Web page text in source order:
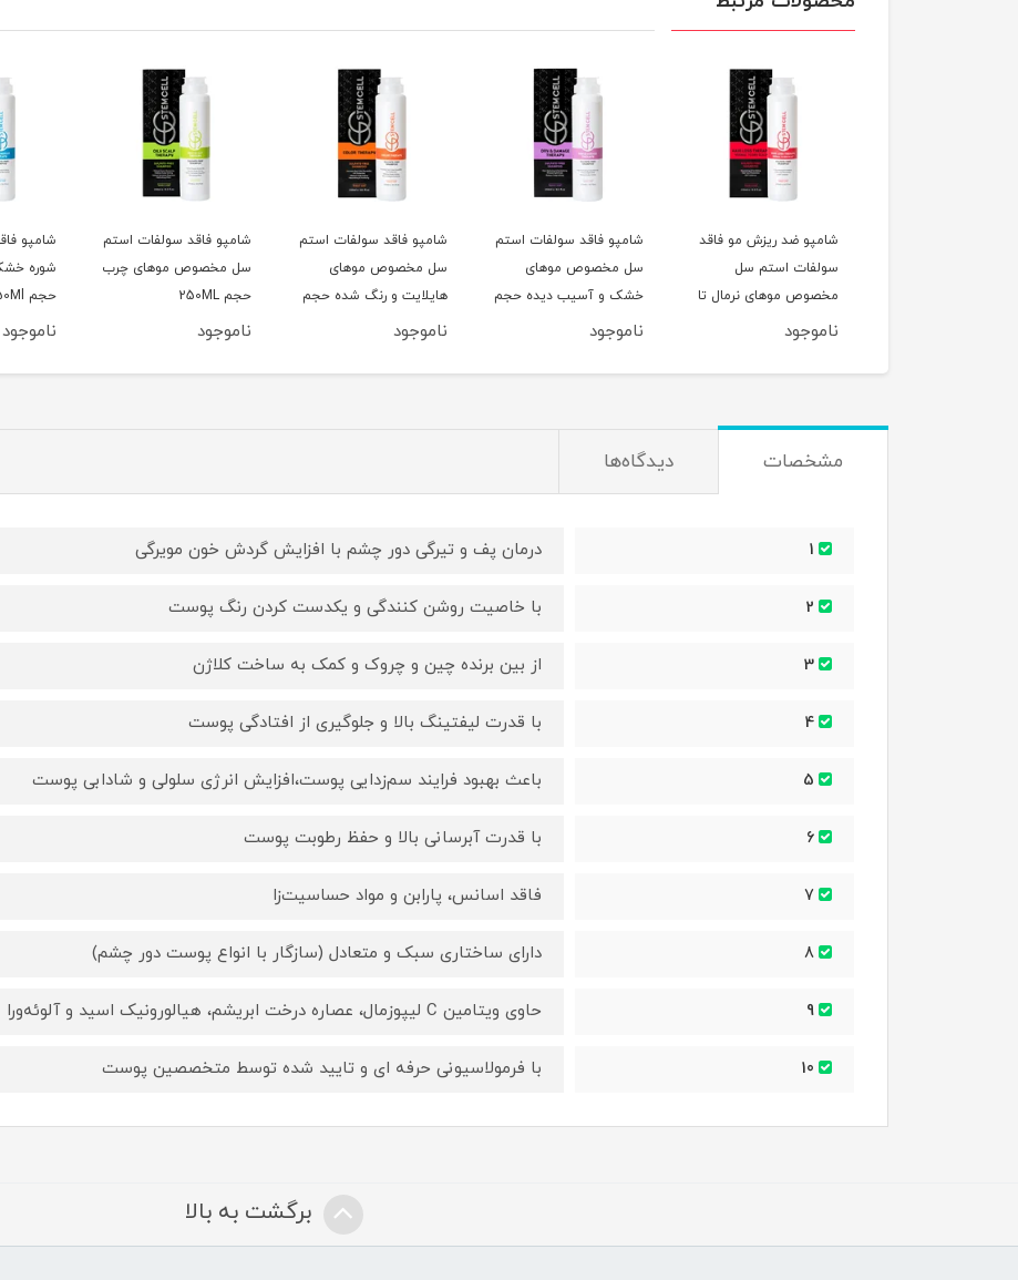
شامپو ضد ریزش مو فاقد
سولفات استم سل
مخصوص موهای نرمال تا
خشک حجم 250ML
ناموجود
شامپو فاقد سولفات استم
سل مخصوص موهای
خشک و آسیب دیده حجم
250ML
ناموجود
شامپو فاقد سولفات استم
سل مخصوص موهای
هایلایت و رنگ شده حجم
250ML
ناموجود
شامپو فاقد سولفات استم
سل مخصوص موهای چرب
حجم 250ML
ناموجود
شامپو
شوره
حجم 250Ml
ناموجود
مشخصات دیدگاه‌ها
درمان پف و تیرگی دور چشم با افزایش گردش خون مویرگی
با خاصیت روشن کنندگی و یکدست کردن رنگ پوست
از بین برنده چین و چروک و کمک به ساخت کلاژن
با قدرت لیفتینگ بالا و جلوگیری از افتادگی پوست
باعث بهبود فرایند سم‌زدایی پوست،افزایش انرژی سلولی و شادابی پوست
با قدرت آبرسانی بالا و حفظ رطوبت پوست
فاقد اسانس، پارابن و مواد حساسیت‌زا
دارای ساختاری سبک و متعادل (سازگار با انواع پوست دور چشم)
حاوی ویتامین C لیپوزمال، عصاره درخت ابریشم، هیالورونیک اسید و آلوئه‌ورا
با فرمولاسیونی حرفه ای و تایید شده توسط متخصصین پوست
برگشت به بالا